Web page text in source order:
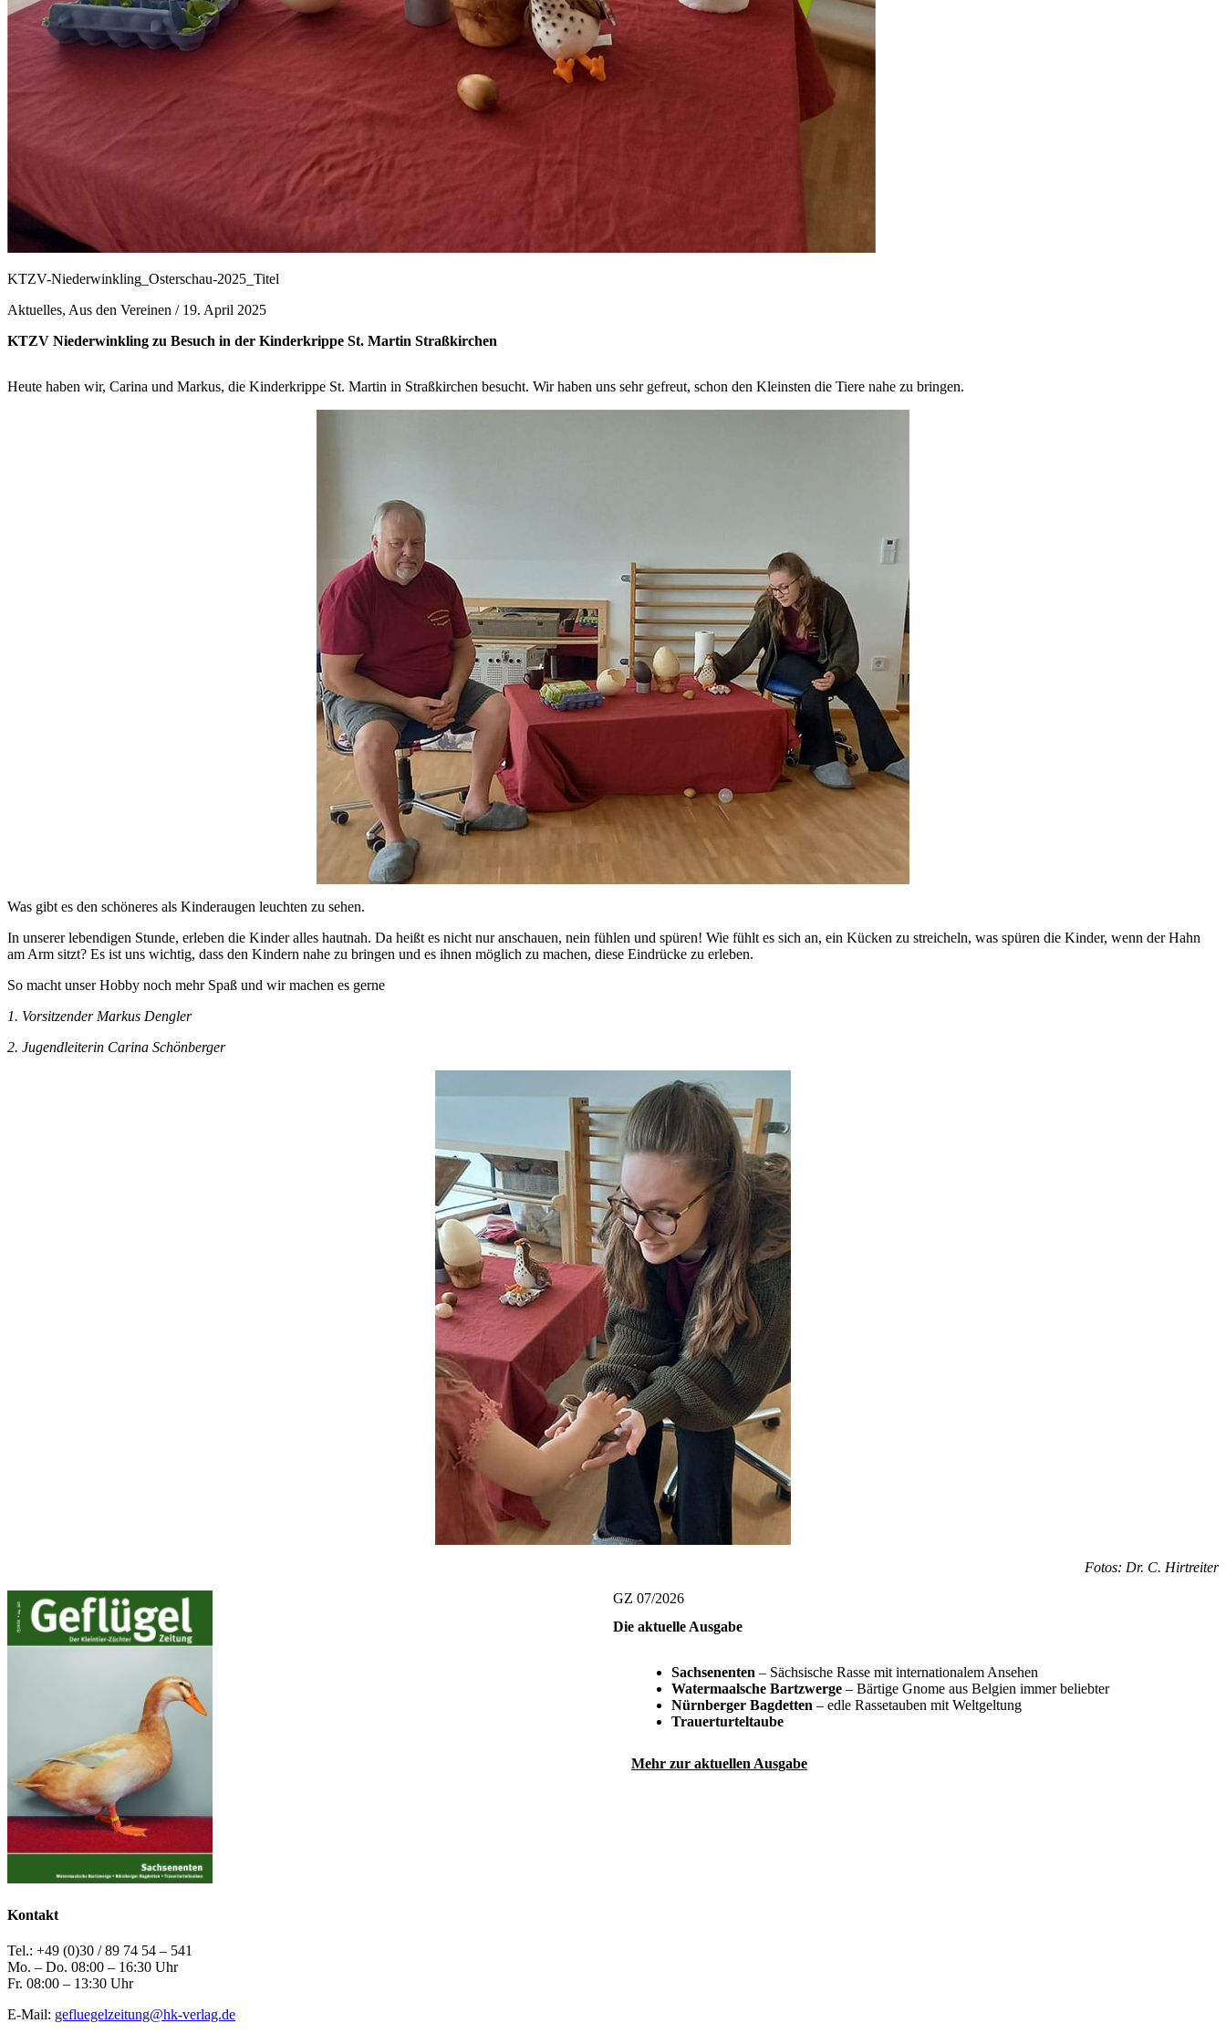
KTZV-Niederwinkling_Osterschau-2025_Titel
Aktuelles, Aus den Vereinen / 19. April 2025
KTZV Niederwinkling zu Besuch in der Kinderkrippe St. Martin Straßkirchen
Heute haben wir, Carina und Markus, die Kinderkrippe St. Martin in Straßkirchen besucht. Wir haben uns sehr gefreut, schon den Kleinsten die Tiere nahe zu bringen.
Was gibt es den schöneres als Kinderaugen leuchten zu sehen.
In unserer lebendigen Stunde, erleben die Kinder alles hautnah. Da heißt es nicht nur anschauen, nein fühlen und spüren! Wie fühlt es sich an, ein Kücken zu streicheln, was spüren die Kinder, wenn der Hahn
am Arm sitzt? Es ist uns wichtig, dass den Kindern nahe zu bringen und es ihnen möglich zu machen, diese Eindrücke zu erleben.
So macht unser Hobby noch mehr Spaß und wir machen es gerne
1. Vorsitzender Markus Dengler
2. Jugendleiterin Carina Schönberger
Fotos: Dr. C. Hirtreiter
GZ 07/2026
Die aktuelle Ausgabe
Sachsenenten – Sächsische Rasse mit internationalem Ansehen
Watermaalsche Bartzwerge – Bärtige Gnome aus Belgien immer beliebter
Nürnberger Bagdetten – edle Rassetauben mit Weltgeltung
Trauerturteltaube
Mehr zur aktuellen Ausgabe
Kontakt
Tel.: +49 (0)30 / 89 74 54 – 541
Mo. – Do. 08:00 – 16:30 Uhr
Fr. 08:00 – 13:30 Uhr
E-Mail: gefluegelzeitung@hk-verlag.de